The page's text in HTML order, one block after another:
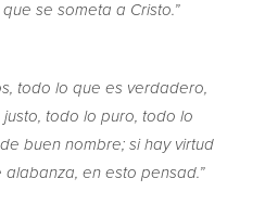
se someta a Cristo.”‬‬‬‬‬‬‬
todo lo que es verdadero,
todo lo puro, todo lo
buen nombre; si hay virtud
en esto pensad.”‬‬‬‬‬‬‬